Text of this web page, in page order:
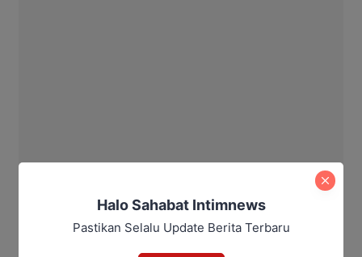
Halo Sahabat Intimnews
Pastikan Selalu Update Berita Terbaru